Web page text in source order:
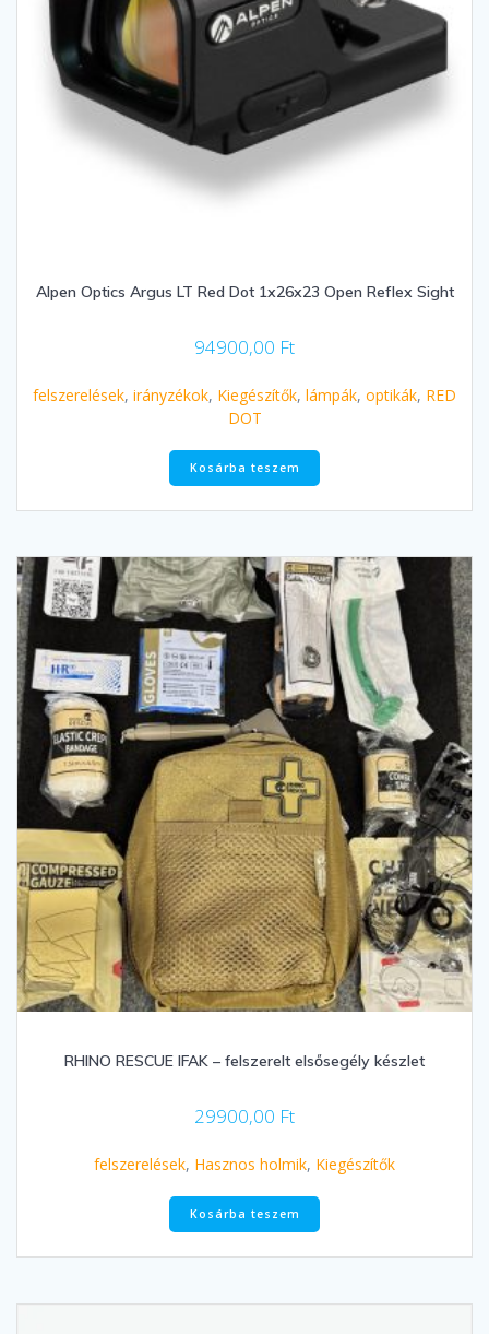
Alpen Optics Argus LT Red Dot 1x26x23 Open Reflex Sight
94900,00 Ft
felszerelések, irányzékok, Kiegészítők, lámpák, optikák, RED
DOT
Kosárba teszem
RHINO RESCUE IFAK – felszerelt elsősegély készlet
29900,00 Ft
felszerelések, Hasznos holmik, Kiegészítők
Kosárba teszem